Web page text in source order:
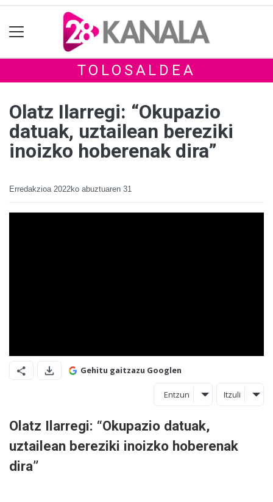
TOLOSALDEA
Olatz Ilarregi: “Okupazio
datuak, uztailean bereziki
inoizko hoberenak dira”
Erredakzioa 2022ko abuztuaren 31
Gehitu gaitzazu Googlen
Entzun Itzuli
Olatz Ilarregi: “Okupazio datuak,
uztailean bereziki inoizko hoberenak
dira”